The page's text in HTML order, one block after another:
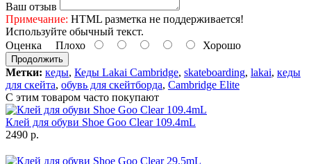
Ваш отзыв
Примечание: HTML разметка не поддерживается!
Используйте обычный текст.
Оценка Плохо Хорошо
Продолжить
Метки: кеды, Кеды Lakai Cambridge, skateboarding, lakai, кеды
для скейта, обувь для скейтборда, Cambridge Elite
С этим товаром часто покупают
Клей для обуви Shoe Goo Clear 109.4mL
2490 р.